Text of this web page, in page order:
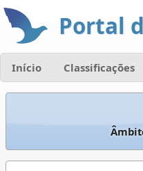
Portal
Início Classificações